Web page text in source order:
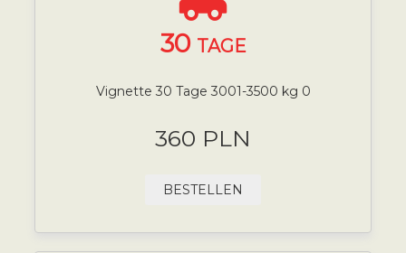
30 TAGE
Vignette 30 Tage 3001-3500 kg 0
360 PLN
BESTELLEN